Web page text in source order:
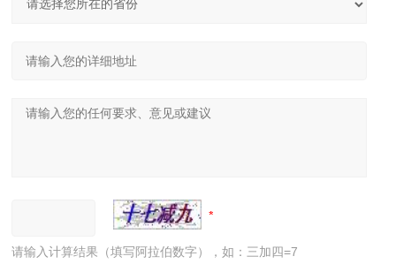
请输入计算结果（填写阿拉伯数字），如：三加四=7